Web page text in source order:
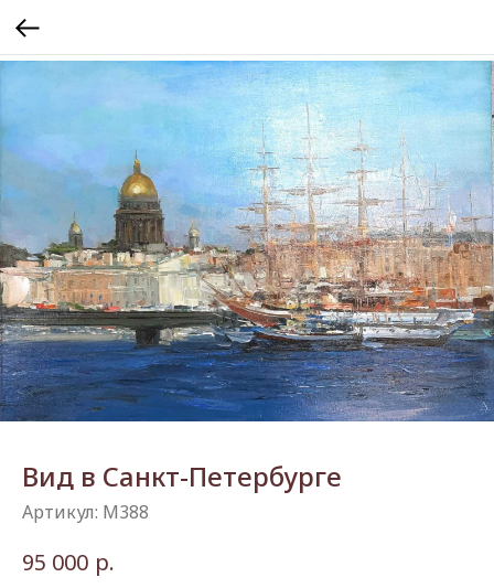
Вид в Санкт-Петербурге
Артикул: М388
95 000 р.